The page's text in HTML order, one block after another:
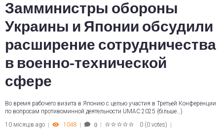
Замминистры обороны
Украины и Японии обсудили
расширение сотрудничества
в военно-технической
сфере
Во время рабочего визита в Японию с целью участия в Третьей Конференции
по вопросам противоминной деятельности UMAC 2025 (більше…)
10 місяців ago
1048 0 0 (0 votes)